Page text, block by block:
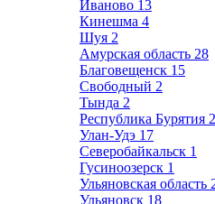
Иваново 13
Кинешма 4
Шуя 2
Амурская область 28
Благовещенск 15
Свободный 2
Тында 2
Республика Бурятия
Улан-Удэ 17
Северобайкальск 1
Гусиноозерск 1
Ульяновская область
Ульяновск 18